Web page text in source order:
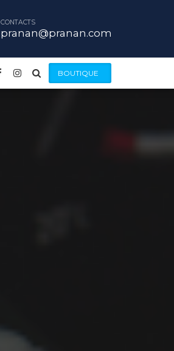
CONTACTS
pranan@pranan.com
BOUTIQUE